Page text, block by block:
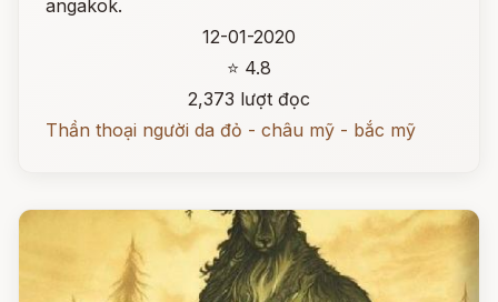
angakok.
12-01-2020
⭐ 4.8
2,373 lượt đọc
Thần thoại người da đỏ - châu mỹ - bắc mỹ